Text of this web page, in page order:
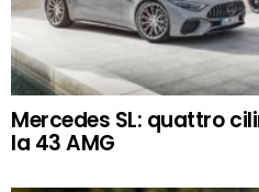
Mercedes SL: quattro
la 43 AMG